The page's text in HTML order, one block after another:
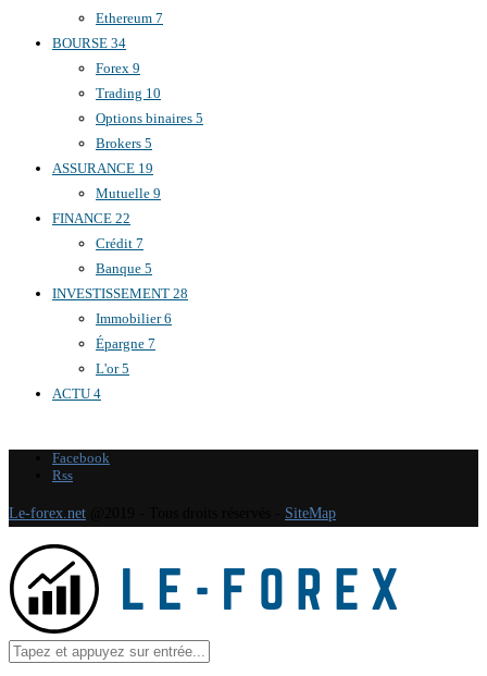
Ethereum 7
BOURSE 34
Forex 9
Trading 10
Options binaires 5
Brokers 5
ASSURANCE 19
Mutuelle 9
FINANCE 22
Crédit 7
Banque 5
INVESTISSEMENT 28
Immobilier6
Épargne 7
L'or5
ACTU 4
Facebook
Rss
Le-forex.net SiteMap